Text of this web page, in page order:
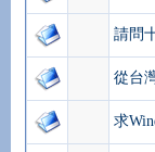
請問
從台
求